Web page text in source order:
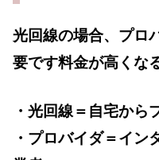
光回線の場合、プロ
要です料金が高くな
・光回線＝自宅から
・プロバイダ＝イン